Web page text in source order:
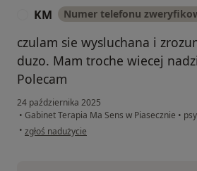
KM Numer telefonu
czulam sie wysluchana i
duzo. Mam troche wiecej
Polecam
24 października 2025
• Gabinet Terapia Ma Sens w Piasecznie •
• w opinii użytkownika KM
zgłoś nadużycie